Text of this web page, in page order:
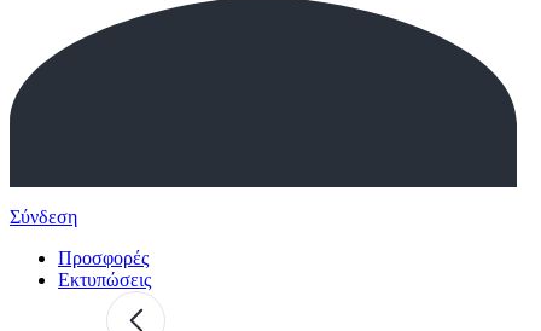
Σύνδεση
Προσφορές
Εκτυπώσεις